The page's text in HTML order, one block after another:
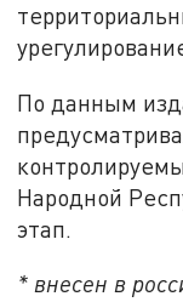
По данным
Народной
этап.
* внесен в